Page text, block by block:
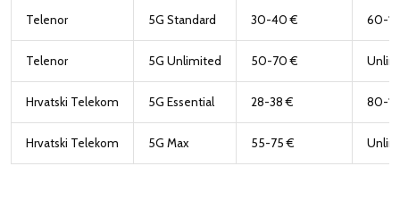
Telenor 5G Standard 30-40 € 60-
Telenor 5G Unlimited 50-70 €
Hrvatski Telekom 5G Essential 28-38 € 80-
Hrvatski Telekom 5G Max 55-75 €